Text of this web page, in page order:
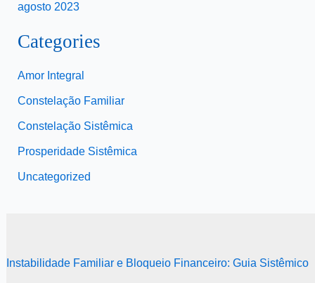
agosto 2023
Categories
Amor Integral
Constelação Familiar
Constelação Sistêmica
Prosperidade Sistêmica
Uncategorized
Instabilidade Familiar e Bloqueio Financeiro: Guia Sistêmico